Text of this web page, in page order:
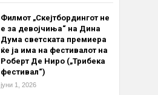
Филмот „Скејтбордингот не
е за девојчиња“ на Дина
Дума светската премиера
ќе ја има на фестивалот на
Роберт Де Ниро („Трибека
фестивал“)
јуни 1, 2026